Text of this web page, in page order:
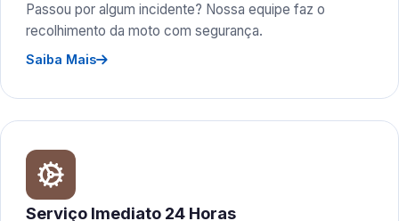
Passou por algum incidente? Nossa equipe faz o
recolhimento da moto com segurança.
Saiba Mais
Serviço Imediato 24 Horas